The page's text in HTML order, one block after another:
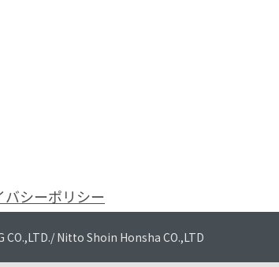
バシーポリシー
CO.,LTD./ Nitto Shoin Honsha CO.,LTD